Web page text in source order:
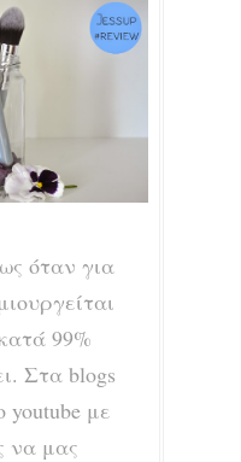
όταν για
99%
Στα blogs
youtube με
να μας